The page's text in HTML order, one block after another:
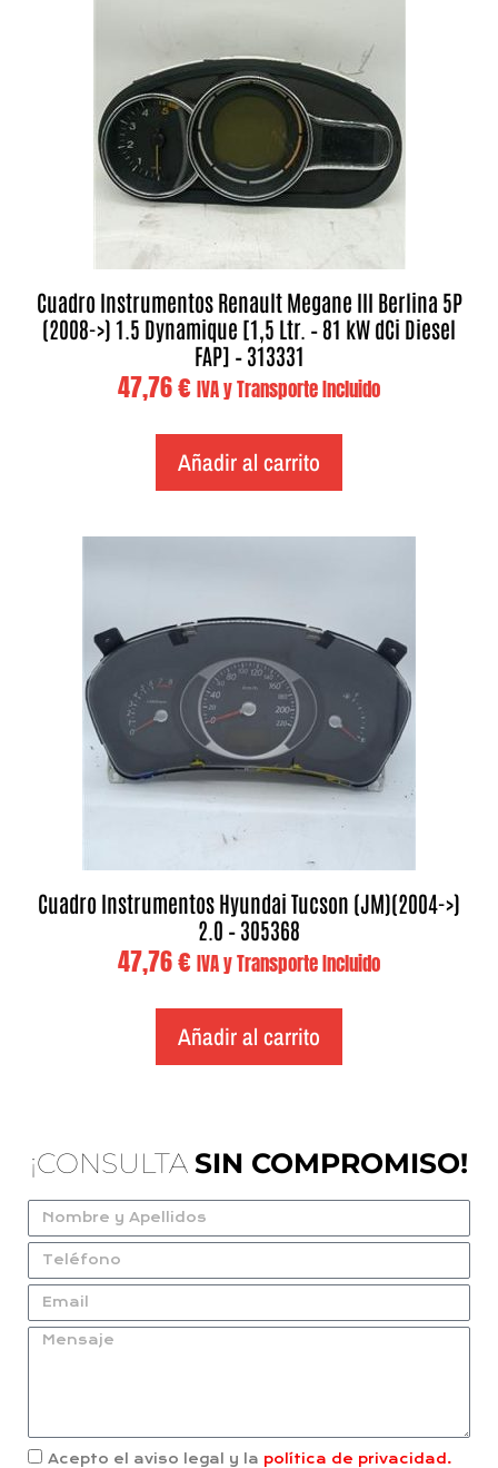
Cuadro Instrumentos Renault Megane III Berlina 5P
(2008->) 1.5 Dynamique [1,5 Ltr. – 81 kW dCi Diesel
FAP] – 313331
47,76€ IVA y Transporte Incluido
Añadir al carrito
Cuadro Instrumentos Hyundai Tucson (JM)(2004->)
2.0 – 305368
47,76€ IVA y Transporte Incluido
Añadir al carrito
¡CONSULTA SIN COMPROMISO!
Acepto el aviso legal y la política de privacidad.